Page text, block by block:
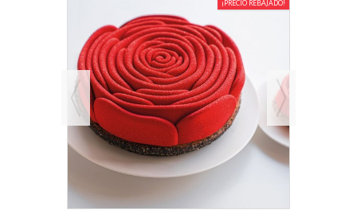
¡PRECIO REBAJADO!